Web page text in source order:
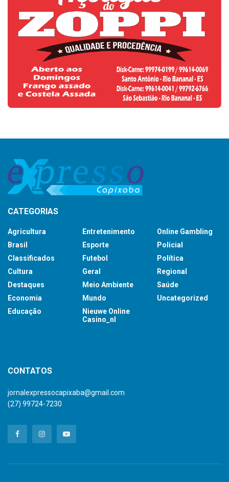
CATEGORIAS
Agricultura
Brasil
Classificados
Cultura
Destaques
Economia
Educação
Entretenimento
Esporte
Futebol
Geral
Meio Ambiente
Mundo
Nieuwe Online
Casino_nl
Online Gambling
Policial
Política
Regional
Saúde
Uncategorized
CONTATOS
jornalexpressocapixaba@gmail.com
(27) 99724-7230